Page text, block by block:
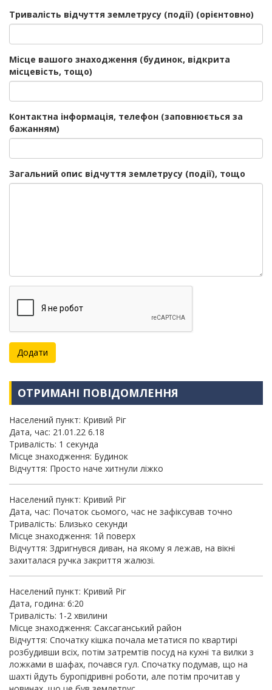
Тривалість відчуття землетрусу (події) (орієнтовно)
Місце вашого знаходження (будинок, відкрита
місцевість, тощо)
Контактна інформація, телефон (заповнюється за
бажанням)
Загальний опис відчуття землетрусу (події), тощо
ОТРИМАНІ ПОВІДОМЛЕННЯ
Населений пункт: Кривий Ріг
Дата, час: 21.01.22 6.18
Тривалість: 1 секунда
Місце знаходження: Будинок
Відчуття: Просто наче хитнули ліжко
Населений пункт: Кривий Ріг
Дата, час: Початок сьомого, час не зафіксував точно
Тривалість: Близько секунди
Місце знаходження: 1й поверх
Відчуття: Здригнувся диван, на якому я лежав, на вікні
захиталася ручка закриття жалюзі.
Населений пункт: Кривий Ріг
Дата, година: 6:20
Тривалість: 1-2 хвилини
Місце знаходження: Саксаганський район
Відчуття: Спочатку кішка почала метатися по квартирі
розбудивши всіх, потім затремтів посуд на кухні та вилки з
ложками в шафах, почався гул. Спочатку подумав, що на
шахті йдуть буропідривні роботи, але потім прочитав у